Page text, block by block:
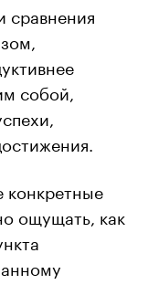
сравнения
собой,
конкретные
ощущать, как